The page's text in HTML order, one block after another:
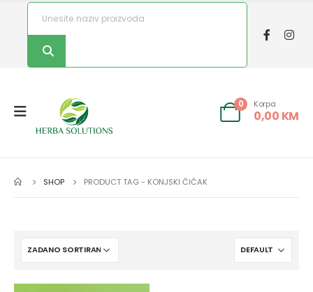
0 Korpa
0,00 KM
SHOP PRODUCT TAG - KONJSKI ČIČAK